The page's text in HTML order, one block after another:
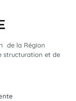
de la Région
structuration et de